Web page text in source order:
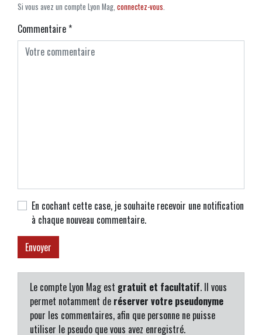
Si vous avez un compte Lyon Mag, connectez-vous
Commentaire*
En cochant cette case, je souhaite recevoir une notification
à chaque nouveau commentaire.
Le compte Lyon Mag est gratuit et facultatif. Il vous
permet notamment de réserver votre pseudonyme
pour les commentaires, afin que personne ne puisse
utiliser le pseudo que vous avez enregistré.